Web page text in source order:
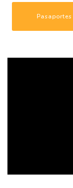
Pasaportes